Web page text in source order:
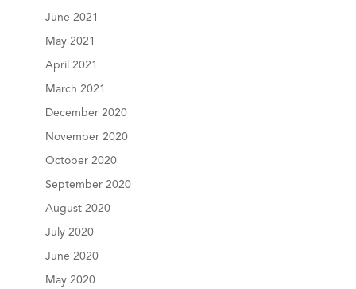
June 2021
May 2021
April 2021
March 2021
December 2020
November 2020
October 2020
September 2020
August 2020
July 2020
June 2020
May 2020